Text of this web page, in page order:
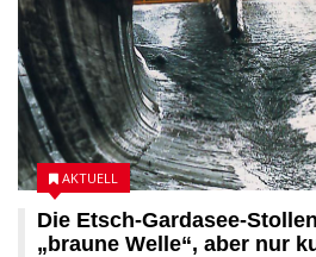
Die Etsch-Gardasee-
„braune Welle“, aber nur
AKTUELL